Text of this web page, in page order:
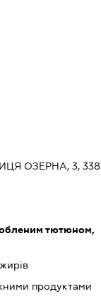
ОЗЕРНА, 3, 338
тютюном,
продуктами